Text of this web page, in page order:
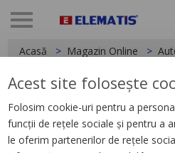
Acasă Magazin Online
< Dispozitive de
Harmony XVG,
Acest site folosește
Folosim cookie-uri pentru a
funcții de rețele sociale și pentru a
le oferim partenerilor de rețele